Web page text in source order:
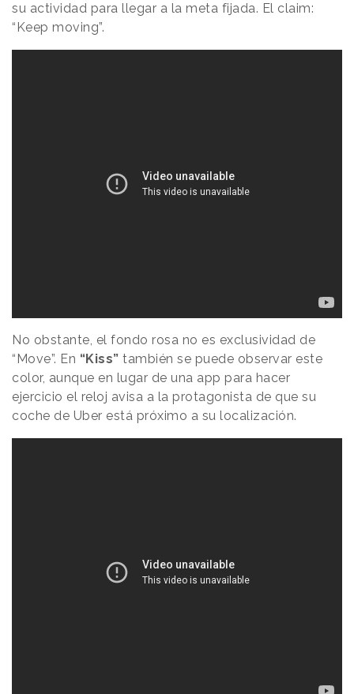
su actividad para llegar a la meta fijada. El claim:
“Keep moving”.
No obstante, el fondo rosa no es exclusividad de
“Move”. En “Kiss” también se puede observar este
color, aunque en lugar de una app para hacer
ejercicio el reloj avisa a la protagonista de que su
coche de Uber está próximo a su localización.